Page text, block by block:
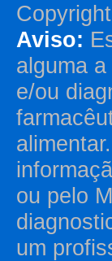
Aviso:
alguma
e/ou
ou pelo
um